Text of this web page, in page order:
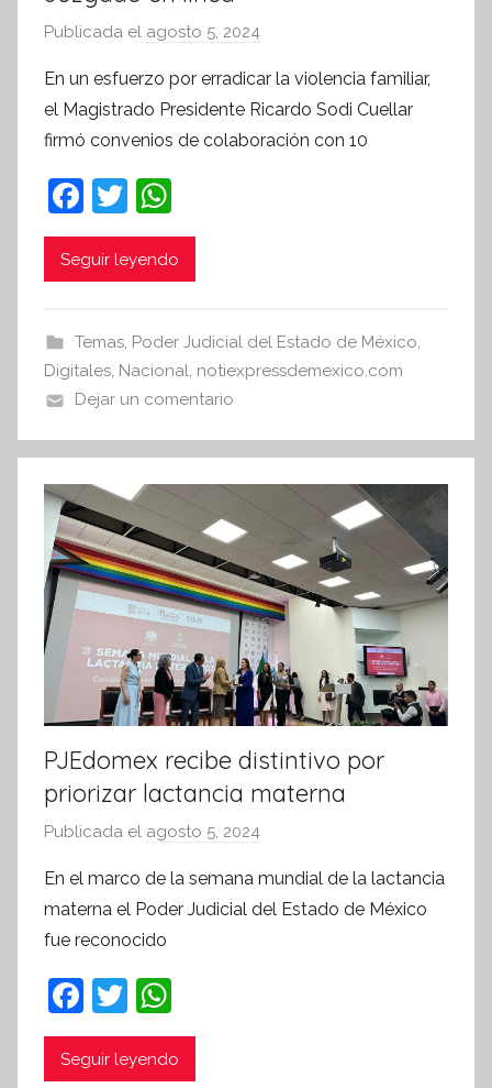
Publicada el agosto 5, 2024
r
S
í
I
n
r
m
a
i
v
a
En un esfuerzo por erradicar la violencia familiar,
el Magistrado Presidente Ricardo Sodi Cuellar
firmó convenios de colaboración con 10
F
a
c
b
o
o
k
T
w
itt
h
at
A
p
p
Seguir leyendo
Temas, Poder Judicial del Estado de México,
Digitales, Nacional, notiexpressdemexico.com
Dejar un comentario
PJEdomex recibe distintivo por
priorizar lactancia materna
Publicada el agosto 5, 2024
r
S
En el marco de la semana mundial de la lactancia
materna el Poder Judicial del Estado de México
fue reconocido
F
a
c
T
w
itt
h
at
Seguir leyendo